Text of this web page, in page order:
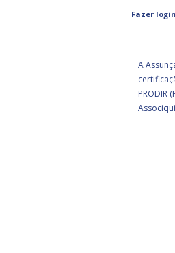
Fazer
A
PRODIR